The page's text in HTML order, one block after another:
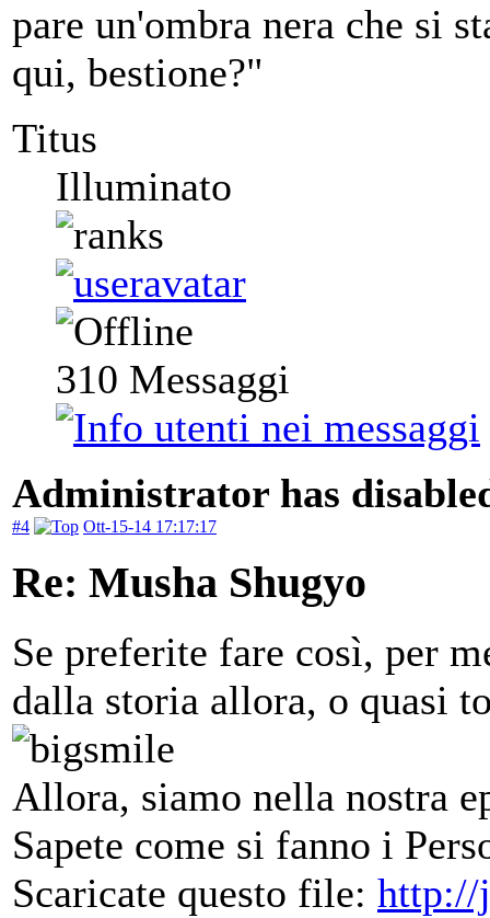
pare un'ombra nera che si
qui, bestione?"
Titus
Illuminato
310 Messaggi
Administrator has
#4 Ott-15-14 17:17:17
Re: Musha Shugyo
Se preferite fare così, per
dalla storia allora, o quasi
Allora, siamo nella nostra
Sapete come si fanno i
Scaricate questo file: http://